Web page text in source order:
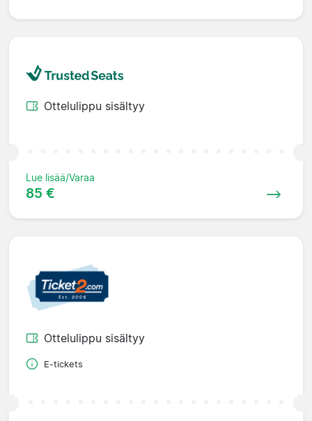
Ottelulippu sisältyy
Lue lisää/Varaa
85 €
Ottelulippu sisältyy
E-tickets